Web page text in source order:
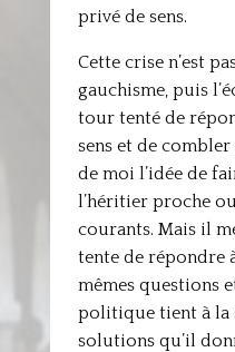
privé de sens.
Cette crise n’est
gauchisme, puis
tour tenté de
sens et de
de moi l’idée de
l’héritier proche
courants. Mais il
tente de répondre
mêmes questions
politique tient à la
solutions qu’il